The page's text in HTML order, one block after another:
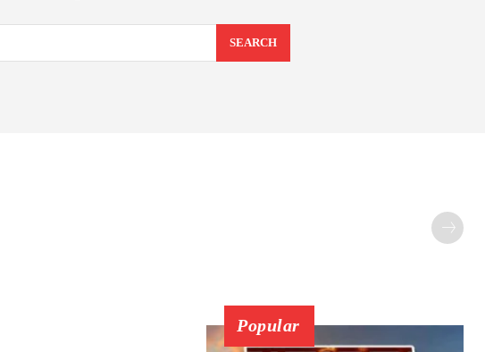
SEARCH
Popular